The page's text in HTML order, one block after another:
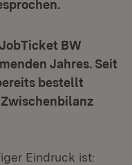
BW
Jahres. Seit
bestellt
Eindruck ist: